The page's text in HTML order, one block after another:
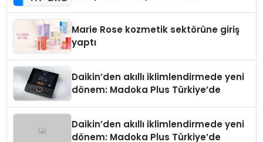
Marie Rose kozmetik sektörüne giriş
yaptı
Daikin’den akıllı iklimlendirmede yeni
dönem: Madoka Plus Türkiye’de
Daikin’den akıllı iklimlendirmede yeni
dönem: Madoka Plus Türkiye’de